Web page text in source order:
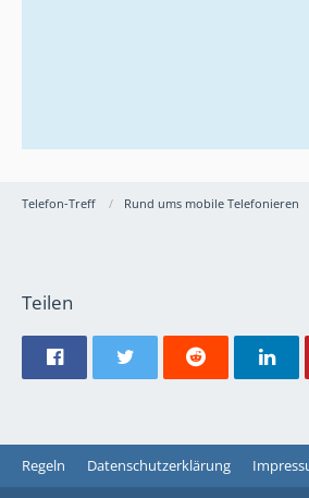
Telefon-Treff Rund ums mobile Telefonieren
Teilen
Regeln Datenschutzerklärung